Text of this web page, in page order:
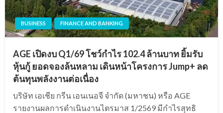
BUSINESS FINANCE AND BANKING
AGE เปิดงบ Q1/69 โชว์กำไร 102.4 ล้านบาท ยิ้มรับ
หุ้นกู้ ยอดจองล้นหลาม เดินหน้าโครงการ Jump+ ลด
ต้นทุนพลังงานต่อเนื่อง
บริษัท เอเชีย กรีน เอนเนอจี จำกัด (มหาชน) หรือ AGE
รายงานผลการดำเนินงานไตรมาส 1/2569 มีกำไรสุทธิ